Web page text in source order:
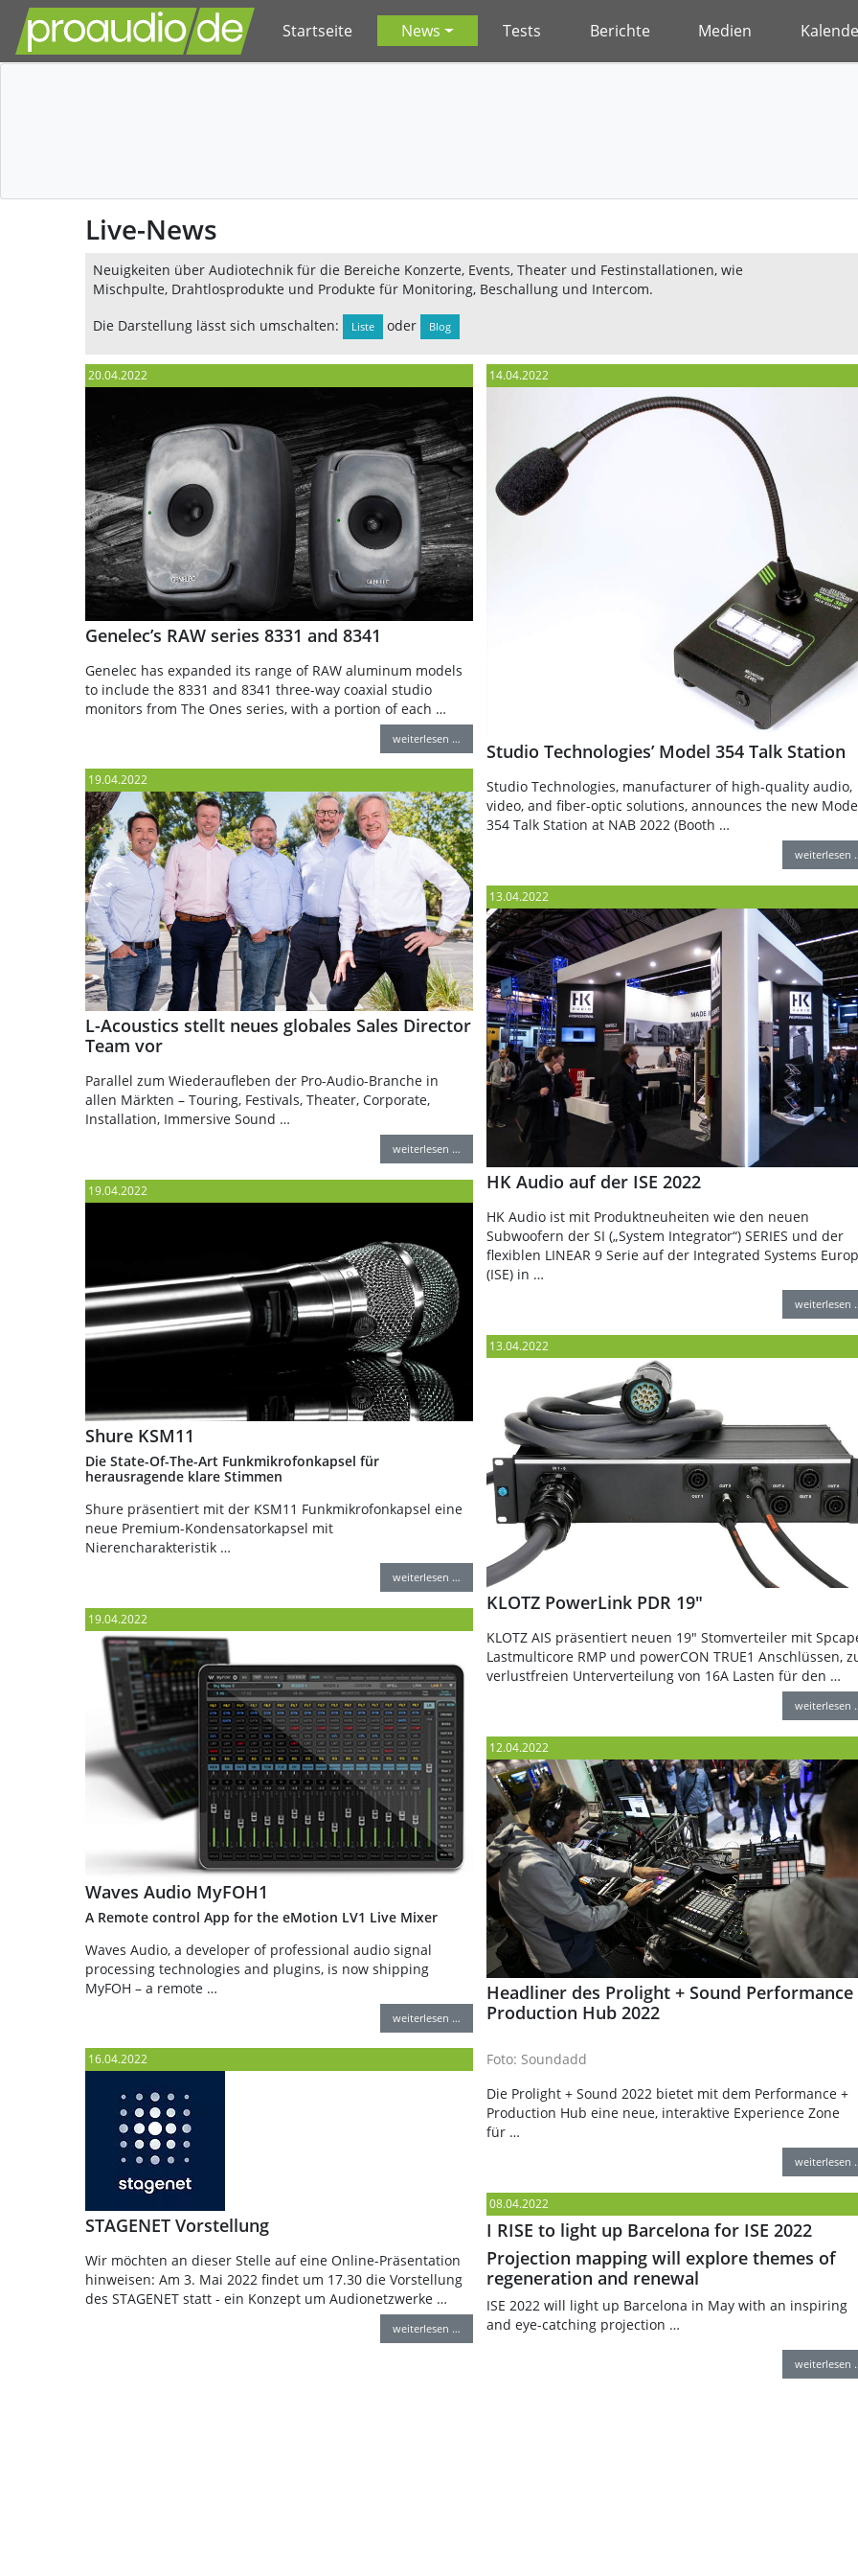
Startseite News Tests Berichte Medien
Live-News
Neuigkeiten über Audiotechnik für die Bereiche Konzerte, Events, Theater und Festinstallationen, wie
Mischpulte, Drahtlosprodukte und Produkte für Monitoring, Beschallung und Intercom.
Die Darstellung lässt sich umschalten:
Liste oder Blog
20.04.2022
Genelec’s RAW series 8331 and 8341
Genelec has expanded its range of RAW aluminum models
to include the 8331 and 8341 three-way coaxial studio
monitors from The Ones series, with a portion of each …
weiterlesen …
19.04.2022
L-Acoustics stellt neues globales Sales Director
Team vor
Parallel zum Wiederaufleben der Pro-Audio-Branche in
allen Märkten – Touring, Festivals, Theater, Corporate,
Installation, Immersive Sound …
weiterlesen …
19.04.2022
Shure KSM11
Die State-Of-The-Art Funkmikrofonkapsel für
herausragende klare Stimmen
Shure präsentiert mit der KSM11 Funkmikrofonkapsel eine
neue Premium-Kondensatorkapsel mit
Nierencharakteristik …
weiterlesen …
19.04.2022
Waves Audio MyFOH1
A Remote control App for the eMotion LV1 Live Mixer
Waves Audio, a developer of professional audio signal
processing technologies and plugins, is now shipping
MyFOH – a remote …
weiterlesen …
16.04.2022
STAGENET Vorstellung
Wir möchten an dieser Stelle auf eine Online-Präsentation
hinweisen: Am 3. Mai 2022 findet um 17.30 die Vorstellung
des STAGENET statt - ein Konzept um Audionetzwerke …
weiterlesen …
14.04.2022
Studio Technologies’ Model 354 Talk Station
Studio Technologies, manufacturer of high-quality audio,
video, and fiber-optic solutions, announces the new
354 Talk Station at NAB 2022 (Booth …
weiterlesen
13.04.2022
HK Audio auf der ISE 2022
HK Audio ist mit Produktneuheiten wie den neuen
Subwoofern der SI („System Integrator“) SERIES und der
flexiblen LINEAR 9 Serie auf der Integrated Systems
(ISE) in …
weiterlesen
13.04.2022
KLOTZ PowerLink PDR 19"
KLOTZ AIS präsentiert neuen 19" Stomverteiler mit
Lastmulticore RMP und powerCON TRUE1 Anschlüssen,
verlustfreien Unterverteilung von 16A Lasten für den …
weiterlesen
12.04.2022
Headliner des Prolight + Sound Performance
Production Hub 2022
Foto: Soundadd
Die Prolight + Sound 2022 bietet mit dem Performance +
Production Hub eine neue, interaktive Experience Zone
für …
weiterlesen
08.04.2022
I RISE to light up Barcelona for ISE 2022
Projection mapping will explore themes of
regeneration and renewal
ISE 2022 will light up Barcelona in May with an inspiring
and eye-catching projection …
weiterlesen